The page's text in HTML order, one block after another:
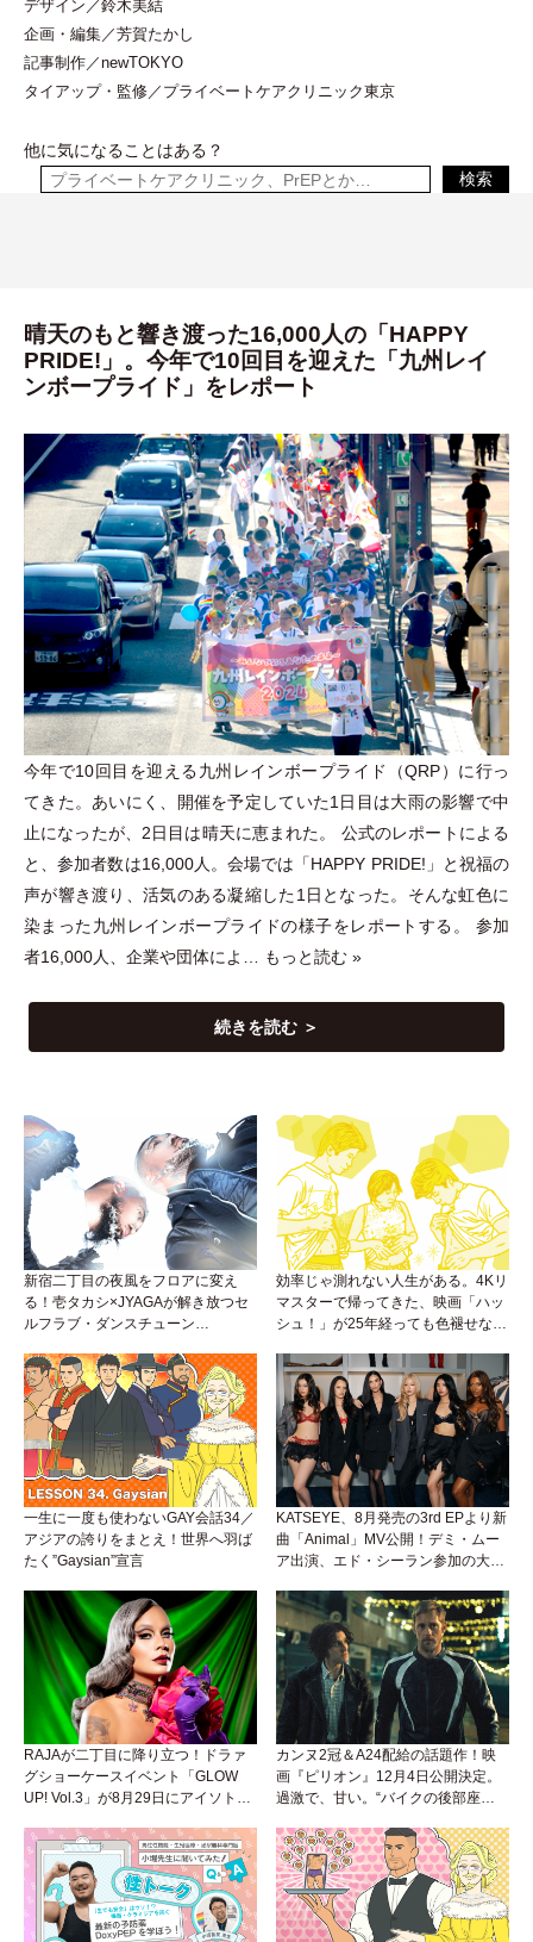
デザイン／鈴木美結
企画 ・ 編集／芳賀たかし
記事制作／newTOKYO
タイアップ・ 監修／プライベートケアクリニック東京
他に気になることはある？
検索
晴天のもと響き渡った16,000人の「HAPPY
PRIDE!」。今年で10回目を迎えた「九州レイ
ンボープライド」をレポート
今年で10回目を迎える九州レインボープライド （QRP） に行っ
てきた。あいにく、開催を予定していた1日目は大雨の影響で中
止になったが、2日目は晴天に恵まれた。 公式のレポートによる
と、参加者数は16,000人。会場では 「HAPPY PRIDE! 」
と祝福の
声が響き渡り、活気のある凝縮した1日となった。そんな虹色に
染まった九州レインボープライドの様子をレポートする。 参加
者16,000人、企業や団体によ…
もっと読む »
続きを読む ＞
新宿二丁目の夜風をフロアに変え
る！壱タカシ×JYAGAが解き放つセ
ルフラブ・ダンスチューン
効率じゃ測れない人生がある。4Kリ
マスターで帰ってきた、映画「ハッ
シュ！」が25年経っても色褪せない
一生に一度も使わないGAY会話34／
アジアの誇りをまとえ！世界へ羽ば
たく”Gaysian”宣言
KATSEYE、8月発売の3rd EPより新
曲「Animal」MV公開！デミ・ムー
ア出演、エド・シーラン参加の大胆
RAJAが二丁目に降り立つ！ドラァ
グショーケースイベント「GLOW
UP! Vol.3」が8月29日にアイソトー
カンヌ2冠＆A24配給の話題作！映
画『ピリオン』12月4日公開決定。
過激で、甘い。“バイクの後部座